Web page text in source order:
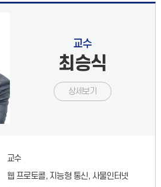
교수
최승식
상세보기
교수
웹 프로토콜, 지능형 통신, 사물인터넷